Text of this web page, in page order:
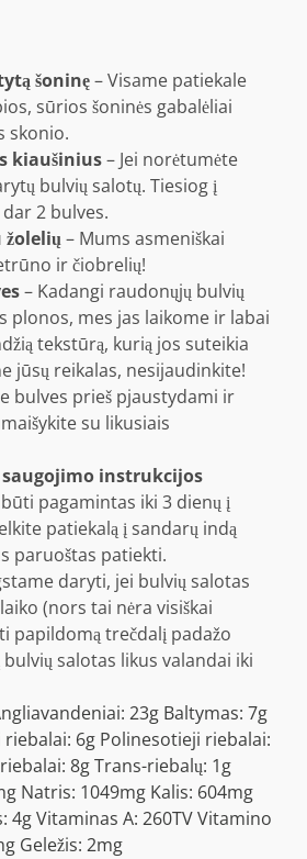
šoninę– Visame patiekale
sūrios šoninės gabalėliai
skonio.
kiaušinius– Jei norėtumėte
bulvių salotų. Tiesiog į
2 bulves.
žolelių– Mums asmeniškai
ir čiobrelių!
– Kadangi raudonųjų bulvių
plonos, mes jas laikome ir labai
tekstūrą, kurią jos suteikia
jūsų reikalas, nesijaudinkite!
bulves prieš pjaustydami ir
su likusiais
instrukcijos
pagamintas iki 3 dienų į
patiekalą į sandarų indą
paruoštas patiekti.
daryti, jei bulvių salotas
(nors tai nėra visiškai
papildomą trečdalį padažo
salotas likus valandai iki
23g Baltymas: 7g
riebalai: 6g Polinesotieji riebalai:
8gTrans-riebalų: 1g
Natris: 1049mg Kalis: 604mg
4gVitaminas A: 260TVVitamino
Geležis: 2mg